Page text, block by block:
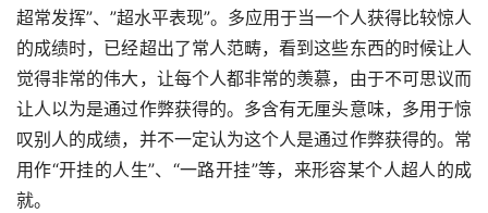
超常发挥”、”超水平表现”。多应用于当一个人获得比较惊人
的成绩时，已经超出了常人范畴，看到这些东西的时候让人
觉得非常的伟大，让每个人都非常的羡慕，由于不可思议而
让人以为是通过作弊获得的。多含有无厘头意味，多用于惊
叹别人的成绩，并不一定认为这个人是通过作弊获得的。常
用作“开挂的人生”、“一路开挂”等，来形容某个人超人的成
就。